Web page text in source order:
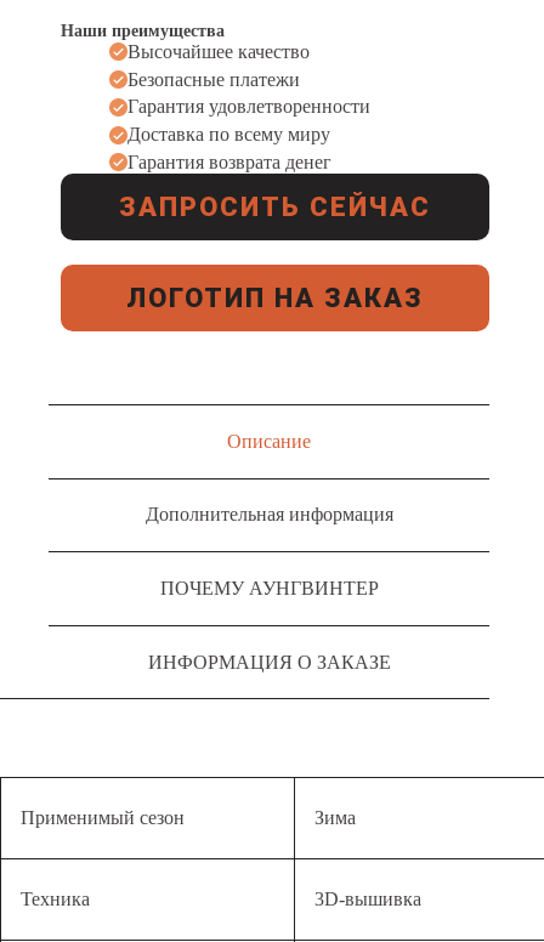
Наши преимущества
Высочайшее качество
Безопасные платежи
Гарантия удовлетворенности
Доставка по всему миру
Гарантия возврата денег
ЗАПРОСИТЬ СЕЙЧАС
ЛОГОТИП НА ЗАКАЗ
Описание
Дополнительная информация
ПОЧЕМУ АУНГВИНТЕР
ИНФОРМАЦИЯ О ЗАКАЗЕ
Применимый сезон Зима
Техника 3D-вышивка